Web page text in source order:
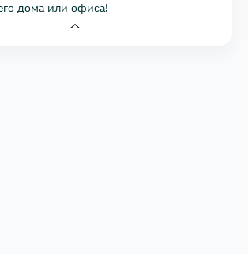
дома или офиса!